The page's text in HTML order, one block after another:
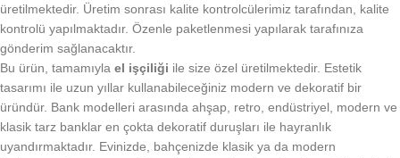
üretilmektedir. Üretim sonrası kalite kontrolcülerimiz tarafından, kalite
kontrolü yapılmaktadır. Özenle paketlenmesi yapılarak tarafınıza
gönderim sağlanacaktır.
Bu ürün, tamamıyla el işçiliği ile size özel üretilmektedir. Estetik
tasarımı ile uzun yıllar kullanabileceğiniz modern ve dekoratif bir
üründür. Bank modelleri arasında ahşap, retro, endüstriyel, modern ve
klasik tarz banklar en çokta dekoratif duruşları ile hayranlık
uyandırmaktadır. Evinizde, bahçenizde klasik ya da modern